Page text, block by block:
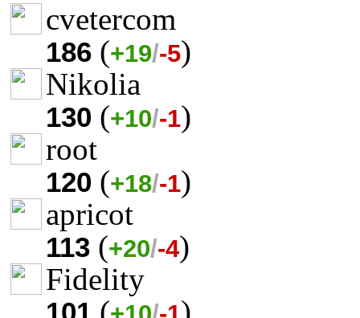
cvetercom
186 (+19/-5)
Nikolia
130 (+10/-1)
root
120 (+18/-1)
apricot
113 (+20/-4)
Fidelity
(
)